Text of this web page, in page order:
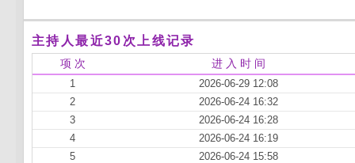
主持人最近30次上线记录
项 次 进 入 时 间
1
2026-06-29 12:08
2
2026-06-24 16:32
3
2026-06-24 16:28
4
2026-06-24 16:19
5
2026-06-24 15:58